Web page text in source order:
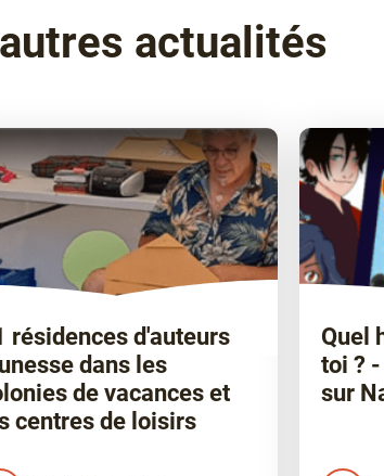
actualités
résidences d'auteurs
dans les
de vacances et
centres de loisirs
Quel
toi ?
sur